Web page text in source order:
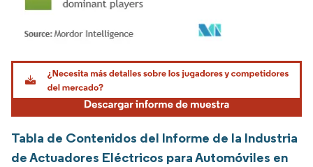
Imagen © Mordor Intelligence. El uso requiere atribución según CC BY 4.0.
Tabla de Contenidos del Informe de la Industria
de Actuadores Eléctricos para Automóviles en